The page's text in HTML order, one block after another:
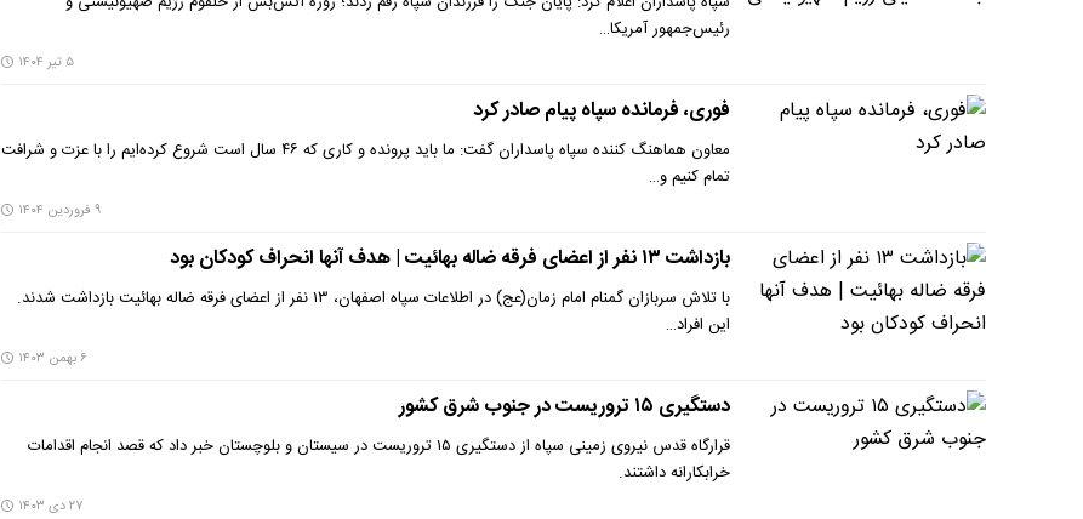
رئیس‌جمهور آمریکا…
۵ تیر ۱۴۰۴
فوری، فرمانده سپاه پیام صادر کرد
معاون هماهنگ کننده سپاه پاسداران گفت: ما باید پرونده و کاری که ۴۶ سال است شروع کرده‌ایم را با عزت و شرافت
تمام کنیم و…
۹ فروردین ۱۴۰۴
بازداشت ۱۳ نفر از اعضای فرقه‌ ضاله بهائیت | هدف آنها انحراف کودکان بود
با تلاش سربازان گمنام امام زمان(عج) در اطلاعات سپاه اصفهان، ۱۳ نفر از اعضای فرقه‌ ضاله بهائیت بازداشت شدند.
این افراد…
۶ بهمن ۱۴۰۳
دستگیری ۱۵ تروریست در جنوب شرق کشور
قرارگاه قدس نیروی زمینی سپاه از دستگیری ۱۵ تروریست در سیستان و بلوچستان خبر داد که قصد انجام اقدامات
خرابکارانه داشتند.
۲۷ دی ۱۴۰۳